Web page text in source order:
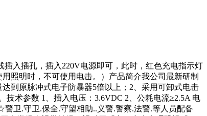
入插孔，插入220V电源即可，此时，红色充电指示灯
照明时，不可使用电击。）产品简介我公司最新研制
到原脉冲式电子防暴器5倍以上；2、采用可卸式电击
术参数 1、插入电压：3.6VDC 2、公耗电流≥2.5A 电
卫.守卫.保全.守望相助..义警.警察.法警.等人员配备